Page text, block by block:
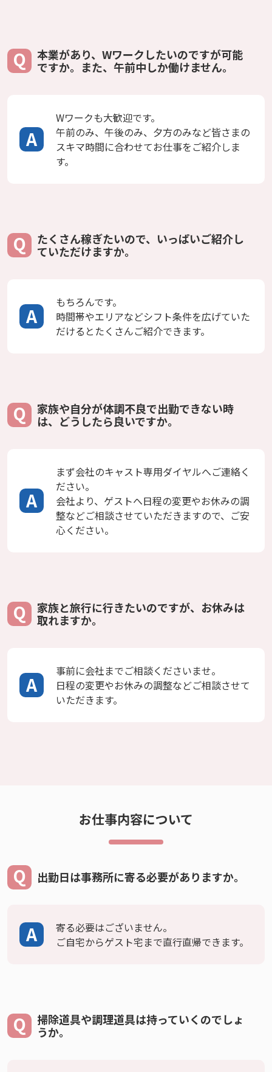
本業があり、Wワークしたいのですが可能
ですか。また、午前中しか働けません。
Wワークも大歓迎です。
午前のみ、午後のみ、夕方のみなど皆さまの
スキマ時間に合わせてお仕事をご紹介しま
す。
たくさん稼ぎたいので、いっぱいご紹介し
ていただけますか。
もちろんです。
時間帯やエリアなどシフト条件を広げていた
だけるとたくさんご紹介できます。
家族や自分が体調不良で出勤できない時
は、どうしたら良いですか。
まず会社のキャスト専用ダイヤルへご連絡く
ださい。
会社より、ゲストへ日程の変更やお休みの調
整などご相談させていただきますので、ご安
心ください。
家族と旅行に行きたいのですが、お休みは
取れますか。
事前に会社までご相談くださいませ。
日程の変更やお休みの調整などご相談させて
いただきます。
お仕事内容について
出勤日は事務所に寄る必要がありますか。
寄る必要はございません。
ご自宅からゲスト宅まで直行直帰できます。
掃除道具や調理道具は持っていくのでしょ
うか。